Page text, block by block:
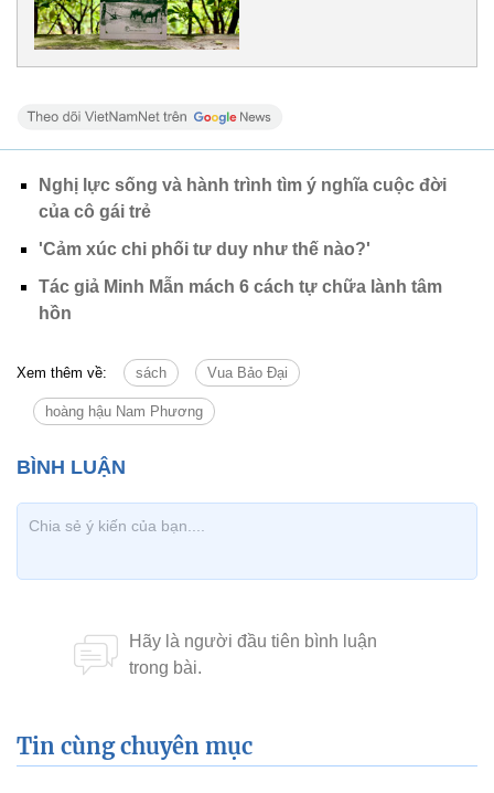
Nghị lực sống và hành trình tìm ý nghĩa cuộc đời
của cô gái trẻ
'Cảm xúc chi phối tư duy như thế nào?'
Tác giả Minh Mẫn mách 6 cách tự chữa lành tâm
hồn
Xem thêm về: sách Vua Bảo Đại
hoàng hậu Nam Phương
Tin cùng chuyên mục